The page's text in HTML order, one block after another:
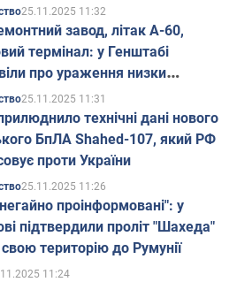
25.11.2025 11:32
завод, літак А-60,
термінал: у Генштабі
про ураження низки
об'єктів Росії
25.11.2025 11:31
технічні дані нового
БпЛА Shahed-107, який РФ
проти України
25.11.2025 11:26
проінформовані": у
підтвердили проліт "Шахеда"
територію до Румунії
11:24